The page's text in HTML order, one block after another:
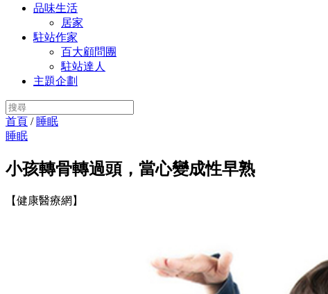
品味生活
居家
駐站作家
百大顧問團
駐站達人
主題企劃
首頁 / 睡眠
睡眠
小孩轉骨轉過頭，當心變成性早熟
【健康醫療網】